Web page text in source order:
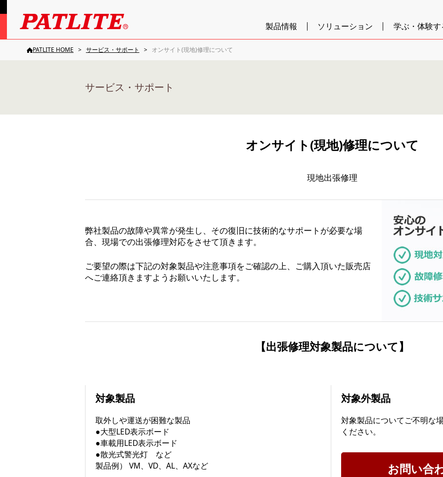
製品情報 ソリューション 学ぶ・体験す
PATLITE HOME サービス・サポート オンサイト(現地)修理について
サービス・サポート
オンサイト(現地)修理について
現地出張修理
弊社製品の故障や異常が発生し、その復旧に技術的なサポートが必要な場
合、現場での出張修理対応をさせて頂きます。
ご要望の際は下記の対象製品や注意事項をご確認の上、ご購入頂いた販売店
へご連絡頂きますようお願いいたします。
【出張修理対象製品について】
対象製品
取外しや運送が困難な製品
●大型LED表示ボード
●車載用LED表示ボード
●散光式警光灯 など
製品例） VM、VD、AL、AXなど
対象外製品
対象製品についてご不明な
ください。
お問い合